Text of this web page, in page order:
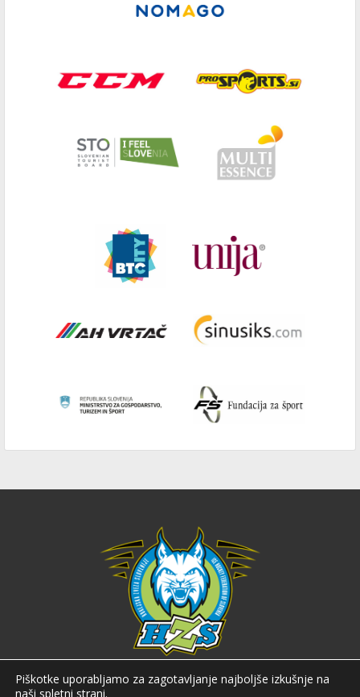
Hokejska zveza Slovenije
Piškotke uporabljamo za zagotavljanje najboljše izkušnje na
naši spletni strani.